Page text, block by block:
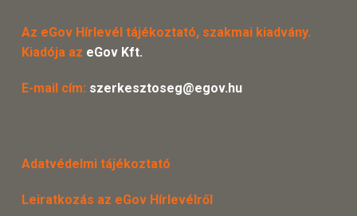
Az eGov Hírlevél tájékoztató, szakmai kiadvány.
Kiadója az eGov Kft.
E-mail cím: szerkesztoseg@egov.hu
Adatvédelmi tájékoztató
Leiratkozás az eGov Hírlevélről